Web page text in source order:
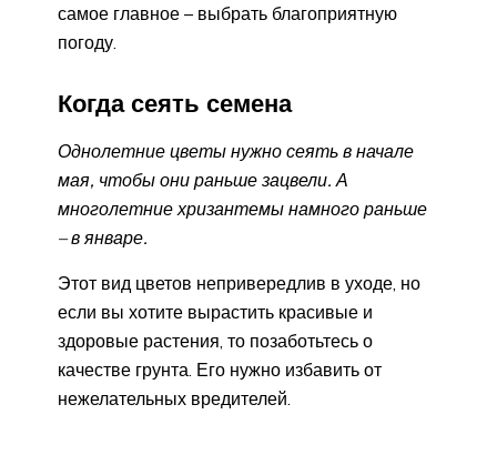
самое главное – выбрать благоприятную
погоду.
Когда сеять семена
Однолетние цветы нужно сеять в начале
мая, чтобы они раньше зацвели. А
многолетние хризантемы намного раньше
– в январе.
Этот вид цветов непривередлив в уходе, но
если вы хотите вырастить красивые и
здоровые растения, то позаботьтесь о
качестве грунта. Его нужно избавить от
нежелательных вредителей.